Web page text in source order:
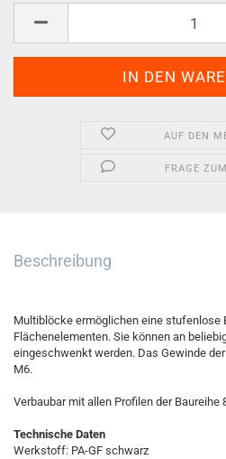
AUF DEN
FRAGE
Beschreibung
Multiblöcke ermöglichen eine stufenlose
Flächenelementen. Sie können an
eingeschwenkt werden. Das Gewinde
M6.
Verbaubar mit allen Profilen der Baureihe
Technische Daten
Werkstoff: PA-GF schwarz